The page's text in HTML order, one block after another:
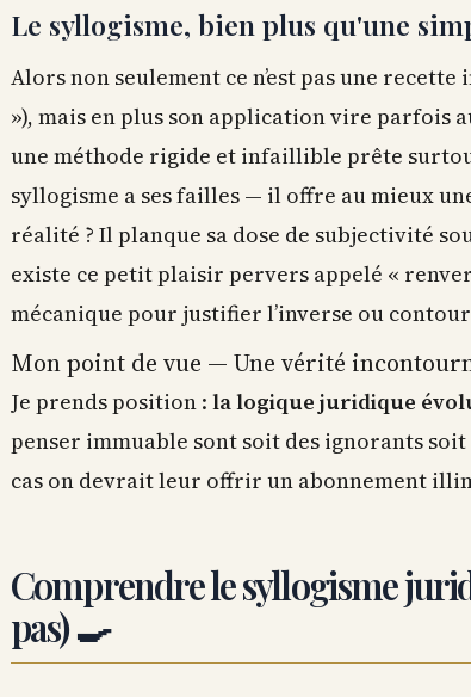
Le syllogisme, bien plus qu'une
Alors non seulement ce n’est pas une
»), mais en plus son application vire parfois
une méthode rigide et infaillible prête
syllogisme a ses failles — il offre au mieux
réalité ? Il planque sa dose de subjectivité
existe ce petit plaisir pervers appelé «
mécanique pour justifier l’inverse ou
Mon point de vue — Une vérité
Je prends position : la logique juridique
penser immuable sont soit des ignorants
cas on devrait leur offrir un abonnement
Comprendre le syllogisme
pas) 🍳